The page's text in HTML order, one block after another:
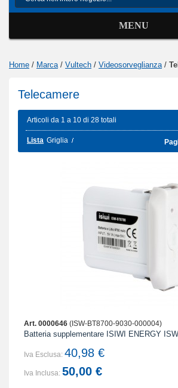
MENU
Home / Marca / Vultech / Videosorveglianza /
Telecamere
Articoli da 1 a 10 di 28 totali
Lista Griglia
Art. 0000646 (ISW-BT8700-9030-000004)
Batteria supplementare ISIWI ENERGY
Iva Esclusa: 40,98 €
Iva Inclusa: 50,00 €